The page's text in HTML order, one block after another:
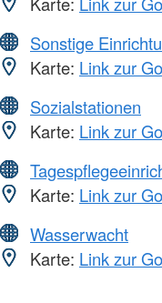
Sonstige
Karte: Link zur
Sozialstationen
Karte: Link zur
Karte: Link zur
Wasserwacht
Karte: Link zur